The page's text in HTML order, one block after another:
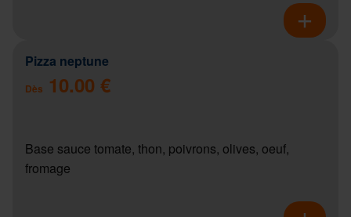
Pizza neptune
Dès 10.00 €
Base sauce tomate, thon, poivrons, olives, oeuf,
fromage